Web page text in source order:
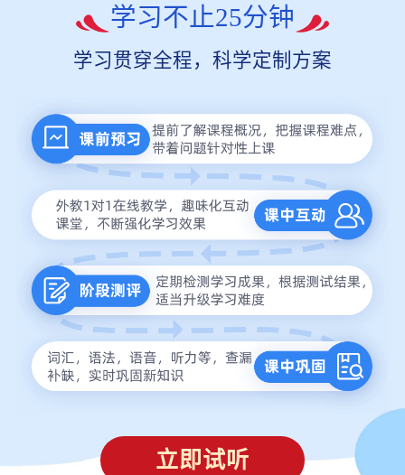
学习不止25分钟
学习贯穿全程，科学定制方案
立即试听